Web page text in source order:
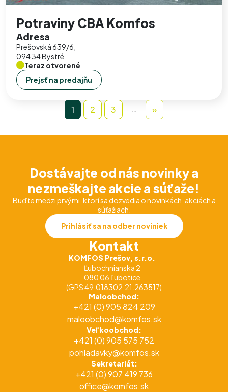
Potraviny CBA Komfos
Adresa
Prešovská 639/6,
094 34 Bystré
Teraz otvorené
Prejsť na predajňu
1 2 3 … »
Kontakt
KOMFOS Prešov, s.r.o.
Ľubochnianska 2
080 06 Ľubotice
(GPS 49.018302,21.263517)
Maloobchod:
+421 (0) 905 824 209
maloobchod@komfos.sk
Veľkoobchod:
+421 (0) 905 575 752
pohladavky@komfos.sk
Sekretariát:
+421 (0) 907 419 736
office@komfos.sk
Dostávajte od nás novinky a
nezmeškajte akcie a súťaže!
Buďte medzi prvými, ktorí sa dozvedia o novinkách, akciách a
súťažiach.
Prihlásiť sa na odber noviniek